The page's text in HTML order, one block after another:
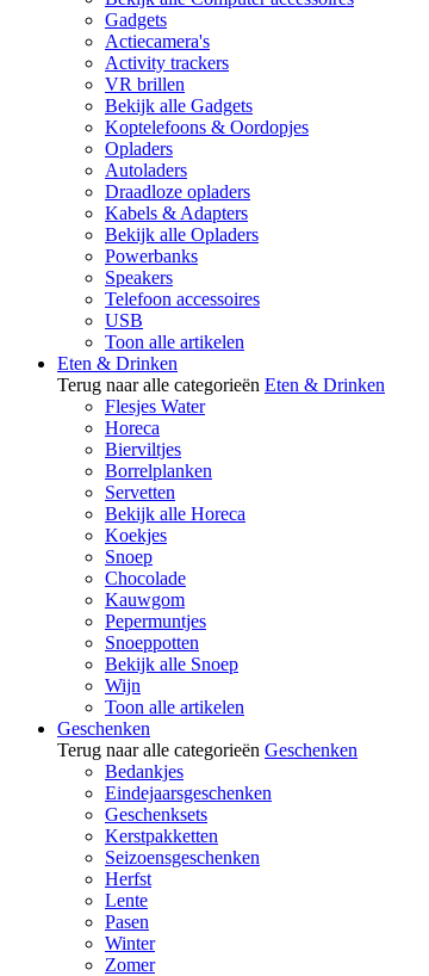
Gadgets
Actiecamera's
Activity trackers
VR brillen
Bekijk alle Gadgets
Koptelefoons & Oordopjes
Opladers
Autoladers
Draadloze opladers
Kabels & Adapters
Bekijk alle Opladers
Powerbanks
Speakers
Telefoon accessoires
USB
Toon alle artikelen
Eten & Drinken
Terug naar alle categorieën Eten & Drinken
Flesjes Water
Horeca
Bierviltjes
Borrelplanken
Servetten
Bekijk alle Horeca
Koekjes
Snoep
Chocolade
Kauwgom
Pepermuntjes
Snoeppotten
Bekijk alle Snoep
Wijn
Toon alle artikelen
Geschenken
Terug naar alle categorieën Geschenken
Bedankjes
Eindejaarsgeschenken
Geschenksets
Kerstpakketten
Seizoensgeschenken
Herfst
Lente
Pasen
Winter
Zomer